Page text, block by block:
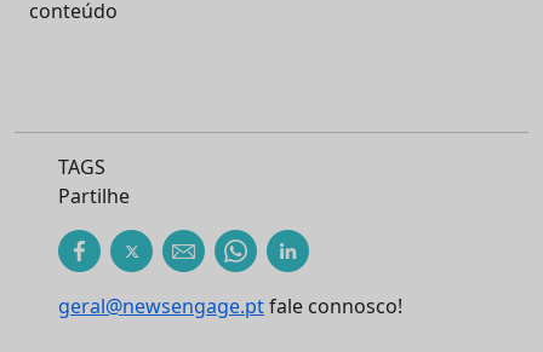
conteúdo
TAGS
Partilhe
geral@newsengage.ptfale connosco!